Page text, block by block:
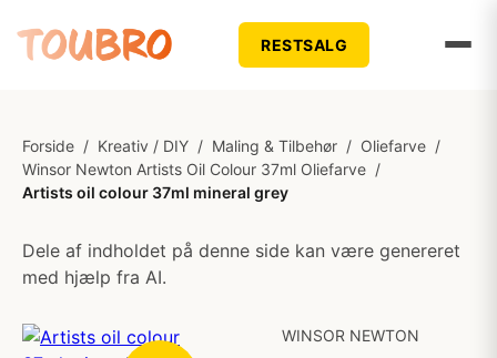
RESTSALG
Forside / Kreativ / DIY / Maling & Tilbehør / Oliefarve /
Winsor Newton Artists Oil Colour 37ml Oliefarve /
Artists oil colour 37ml mineral grey
Dele af indholdet på denne side kan være genereret
med hjælp fra AI.
WINSOR NEWTON